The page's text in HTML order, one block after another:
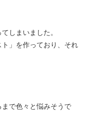
しまいました。
」を作っており、それ
で色々と悩みそうで